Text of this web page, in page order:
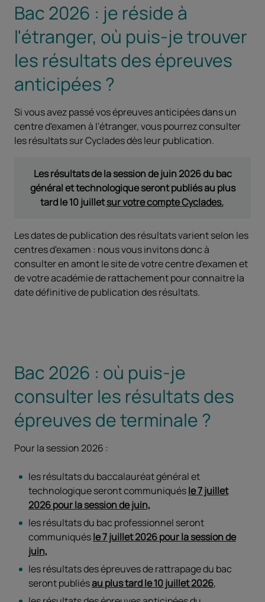
Bac 2026 : je réside à
l'étranger, où puis-je trouver
les résultats des épreuves
anticipées ?
Si vous avez passé vos épreuves anticipées dans un
centre d'examen à l'étranger, vous pourrez consulter
les résultats sur Cyclades dès leur publication.
Les résultats de la session de juin 2026 du bac
général et technologique seront publiés au plus
tard le 10 juilletsur votre compte Cyclades.
Les dates de publication des résultats varient selon les
centres d'examen : nous vous invitons donc à
consulter en amont le site de votre centre d'examen et
de votre académie de rattachement pour connaitre la
date définitive de publication des résultats.
Bac 2026 : où puis-je
consulter les résultats des
épreuves de terminale ?
Pour la session 2026 :
les résultats du baccalauréat général et
technologique seront communiquésle 7 juillet
2026 pour la session de juin,
les résultats du bac professionnel seront
communiquésle 7 juillet 2026 pour la session de
juin,
les résultats des épreuves de rattrapage du bac
seront publiésau plus tard le 10 juillet 2026,